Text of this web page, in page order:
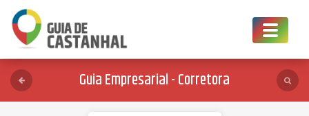
Toggle
Guia Empresarial - Corretora